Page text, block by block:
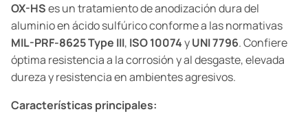
OX-HSes un tratamiento de anodización dura del
aluminio en ácido sulfúrico conforme a las normativas
MIL-PRF-8625 Type III, ISO 10074yUNI 7796. Confiere
óptima resistencia a la corrosión y al desgaste, elevada
dureza y resistencia en ambientes agresivos.
Características principales: